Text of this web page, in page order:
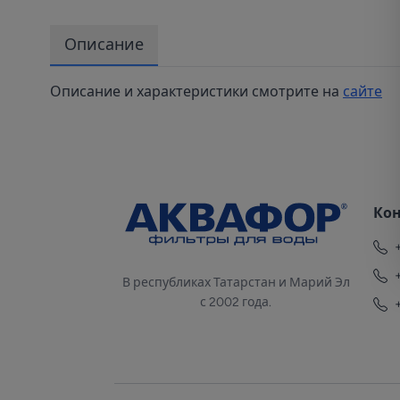
Описание
Описание и характеристики смотрите на сайте
В республиках Татарстан и Марий Эл
с 2002 года.